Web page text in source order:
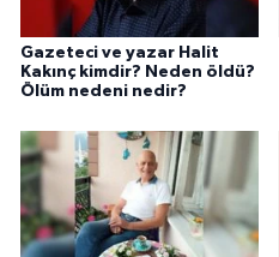
Gazeteci ve yazar Halit
Kakınç kimdir? Neden öldü?
Ölüm nedeni nedir?